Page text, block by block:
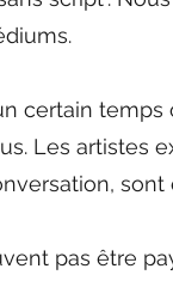
certain
Les artistes
pas être